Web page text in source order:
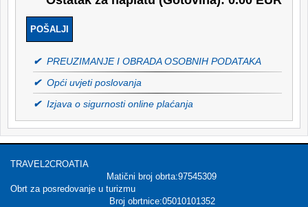
✔ PREUZIMANJE I OBRADA OSOBNIH PODATAKA
✔ Opći uvjeti poslovanja
✔ Izjava o sigurnosti online plaćanja
TRAVEL2CROATIA
Matični broj obrta:97545309
Obrt za posredovanje u turizmu
Broj obrtnice:05010101352